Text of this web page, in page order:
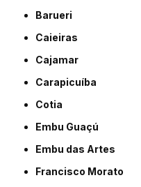
Barueri
Caieiras
Cajamar
Carapicuíba
Cotia
Embu Guaçú
Embu das Artes
Francisco Morato